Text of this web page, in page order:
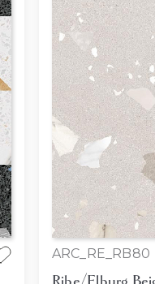
ARC_RE_RB80
Ribe/Elburg